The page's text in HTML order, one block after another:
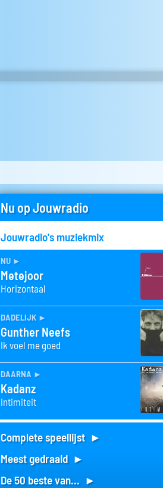
Nu op Jouwradio
Jouwradio's muziekmix
nu ►
Metejoor
Horizontaal
dadelijk ►
Gunther Neefs
Ik voel me goed
daarna ►
Kadanz
Intimiteit
Complete speellijst ►
Meest gedraaid ►
De 50 beste van... ►